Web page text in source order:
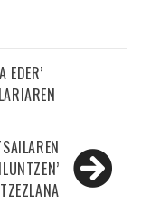
EDER’